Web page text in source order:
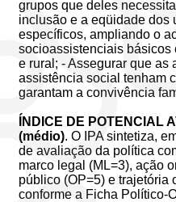
grupos que deles
inclusão e a eqüidade dos
específicos, ampliando o
socioassistenciais básicos
e rural; - Assegurar que as
assistência social tenham
garantam a convivência
ÍNDICE DE POTENCIAL
(médio). O IPA sintetiza,
de avaliação da política
marco legal (ML=3), ação
público (OP=5) e trajetória
conforme a Ficha Político-